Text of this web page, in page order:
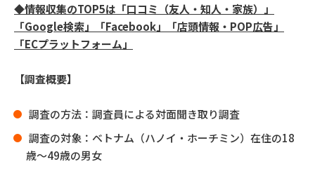
◆情報収集のTOP5は「口コミ（友人・知人・家族）」
「Google検索」「Facebook」「店頭情報・POP広告」
「ECプラットフォーム」
【調査概要】
調査の方法：調査員による対面聞き取り調査
調査の対象：ベトナム（ハノイ・ホーチミン）在住の18
歳〜49歳の男女